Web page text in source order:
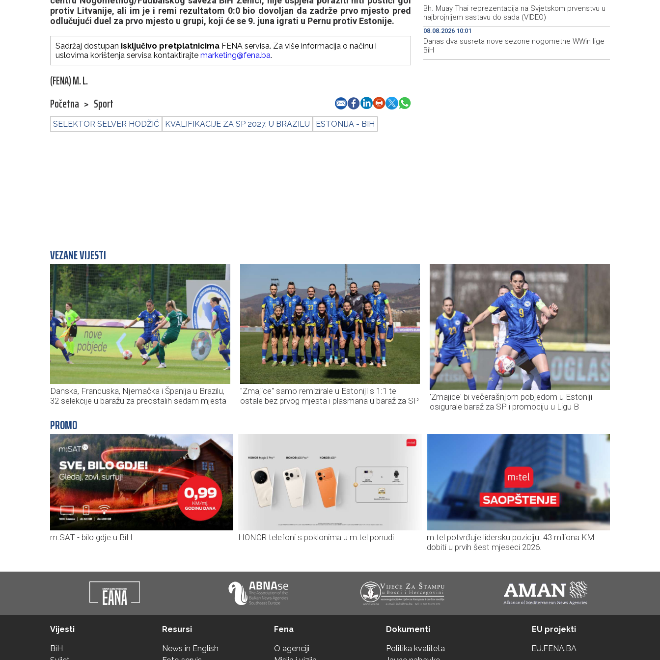
protiv Litvanije, ali im je i remi rezultatom 0:0 bio dovoljan da zadrže prvo mjesto pred
odlučujući duel za prvo mjesto u grupi, koji će se 9. juna igrati u Pernu protiv Estonije.
Sadržaj dostupan isključivo pretplatnicima FENA servisa. Za više informacija o načinu i
uslovima korištenja servisa kontaktirajte marketing@fena.ba.
(FENA) M. L.
Početna > Sport
SELEKTOR SELVER HODŽIĆ KVALIFIKACIJE ZA SP 2027. U BRAZILU ESTONIJA - BIH
Bh. Muay Thai reprezentacija na Svjetskom prvenstvu u
najbrojnijem sastavu do sada (VIDEO)
08.08.2026 10:01
Danas dva susreta nove sezone nogometne WWin lige
BiH
VEZANE VIJESTI
Danska, Francuska, Njemačka i Španija u Brazilu,
32 selekcije u baražu za preostalih sedam mjesta
"Zmajice" samo remizirale u Estoniji s 1:1 te
ostale bez prvog mjesta i plasmana u baraž za SP
'Zmajice' bi večerašnjom pobjedom u Estoniji
osigurale baraž za SP i promociju u Ligu B
PROMO
m:SAT - bilo gdje u BiH HONOR telefoni s poklonima u m:tel ponudi
m:tel potvrđuje lidersku poziciju: 43 miliona KM
dobiti u prvih šest mjeseci 2026.
Vijesti
BiH
Resursi
News in English
Fena
O agenciji
Dokumenti
Politika kvaliteta
EU projekti
EU.FENA.BA